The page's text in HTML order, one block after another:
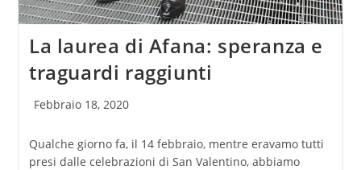
La laurea di Afana: speranza e
traguardi raggiunti
Articolo
Febbraio 18, 2020
Qualche giorno fa, il 14 febbraio, mentre eravamo tutti
presi dalle celebrazioni di San Valentino, abbiamo